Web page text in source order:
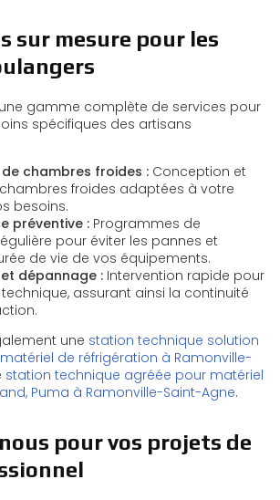
sur mesure pour les
gamme complète de services pour
spécifiques des artisans
chambres froides : Conception et
froides adaptées à votre
besoins.
préventive : Programmes de
pour éviter les pannes et
de vie de vos équipements.
dépannage : Intervention rapide pour
assurant ainsi la continuité
une station technique solution
de réfrigération à Ramonville-
station technique agréée pour matériel
Puma à Ramonville-Saint-Agne.
pour vos projets de